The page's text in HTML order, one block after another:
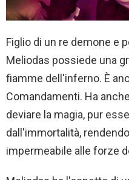
Figlio di un re demone e
Meliodas possiede una
fiamme dell'inferno. È
Comandamenti. Ha
deviare la magia, pur
dall'immortalità,
impermeabile alle forze